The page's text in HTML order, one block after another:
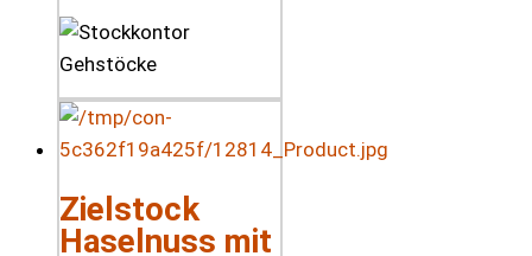
Zielstock
Haselnuss mit